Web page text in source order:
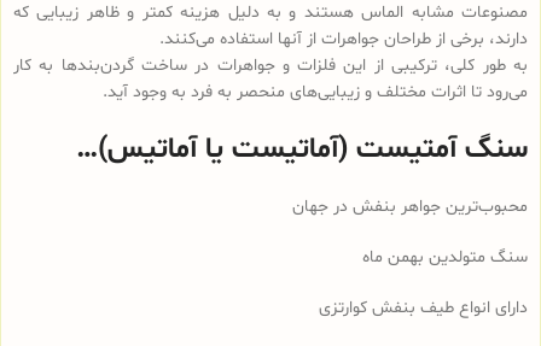
مصنوعات مشابه الماس هستند و به دلیل هزینه کمتر و ظاهر زیبایی که
دارند، برخی از طراحان جواهرات از آنها استفاده می‌کنند.
به طور کلی، ترکیبی از این فلزات و جواهرات در ساخت گردن‌بندها به کار
می‌رود تا اثرات مختلف و زیبایی‌های منحصر به فرد به وجود آید.
سنگ آمتیست (آماتیست یا آماتیس)…
محبوب‌ترین جواهر بنفش در جهان
سنگ متولدین بهمن ماه
دارای انواع طیف بنفش کوارتزی